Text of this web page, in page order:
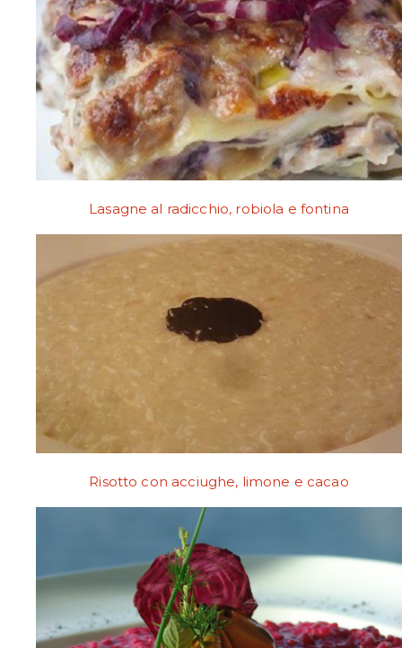
Lasagne al radicchio, robiola e fontina
Risotto con acciughe, limone e cacao